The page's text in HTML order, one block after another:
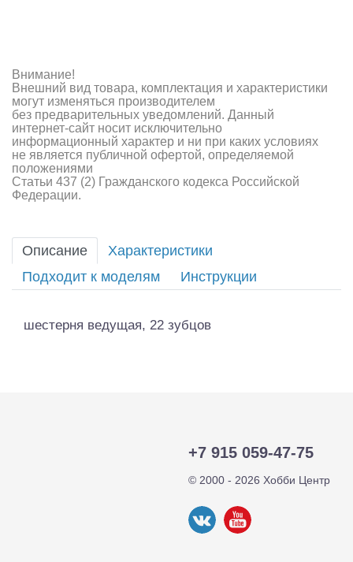
Двигатели
Технические жидкости
Инструмент,измерительные приборы,расходники
Оптовая продажа запчастей для моделей
Внимание!
Внешний вид товара, комплектация и характеристики
могут изменяться производителем
без предварительных уведомлений. Данный
интернет-сайт носит исключительно
информационный характер и ни при каких условиях
не является публичной офертой, определяемой
положениями
Статьи 437 (2) Гражданского кодекса Российской
Федерации.
Описание
Характеристики
Подходит к моделям
Инструкции
шестерня ведущая, 22 зубцов
+7 915 059-47-75
© 2000 - 2026 Хобби Центр